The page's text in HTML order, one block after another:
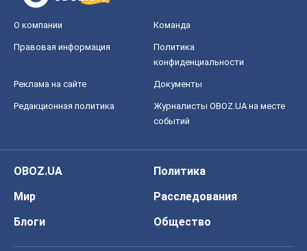
О компании Команда
Правовая информация
Политика
конфиденциальности
Реклама на сайте Документы
Редакционная политика
Журналисты OBOZ.UA на месте
событий
OBOZ.UA
Политика
Мир
Расследования
Блоги
Общество